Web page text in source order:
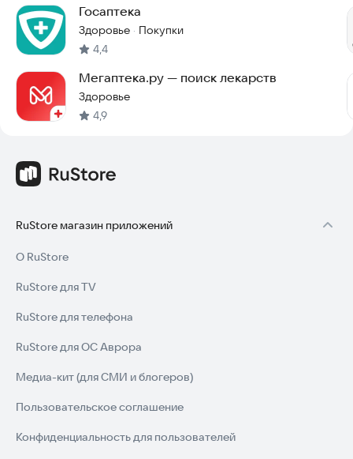
Госаптека
Здоровье · Покупки
4,4
Мегаптека.ру — поиск лекарств
Здоровье
4,9
RuStore магазин приложений
О RuStore
RuStore для TV
RuStore для телефона
RuStore для ОС Аврора
Медиа-кит (для СМИ и блогеров)
Пользовательское соглашение
Конфиденциальность для пользователей